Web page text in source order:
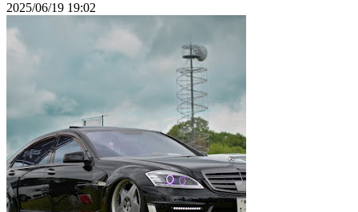
2025/06/19 19:02